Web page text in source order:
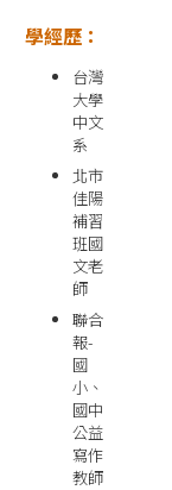
學經歷：
台灣
大學
中文
系
北市
佳陽
補習
班國
文老
師
聯合
報-
國
小、
國中
公益
寫作
教師